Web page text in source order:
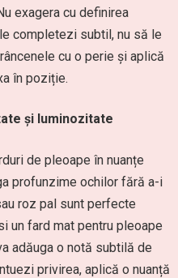
exagera cu definirea
completezi subtil, nu să le
cu o perie și aplică
în poziție.
și luminozitate
de pleoape în nuanțe
profunzime ochilor fără a-i
roz pal sunt perfecte
un fard mat pentru pleoape
adăuga o notă subtilă de
privirea, aplică o nuanță